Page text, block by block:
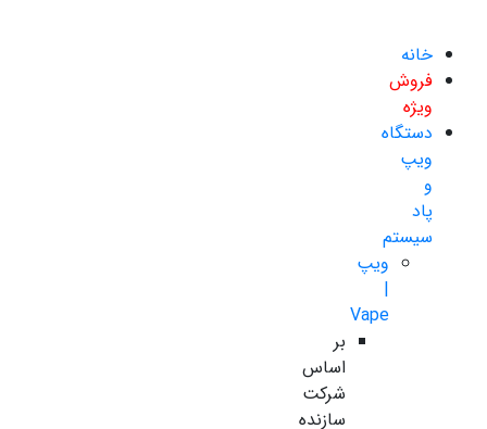
خانه
فروش
ویژه
دستگاه
ویپ
و
پاد
سیستم
ویپ
|
Vape
بر
اساس
شرکت
سازنده